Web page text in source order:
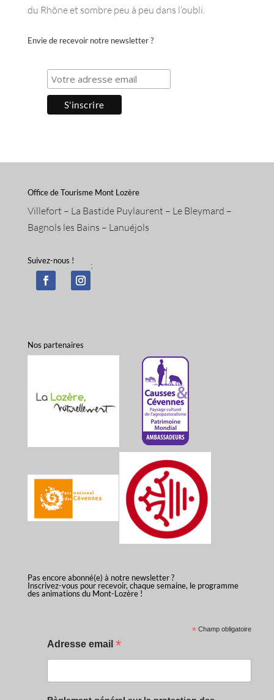
du Rhône et sombre peu à peu dans l’oubli.
Envie de recevoir notre newsletter ?
Office de Tourisme Mont Lozère
Villefort – La Bastide Puylaurent – Le Bleymard –
Bagnols les Bains – Lanuéjols
Suivez-nous ! ;
Nos partenaires
Pas encore abonné(e) à notre newsletter ?
Inscrivez-vous pour recevoir, chaque semaine, le programme
des animations du Mont-Lozère !
*Champ obligatoire
Adresse email *